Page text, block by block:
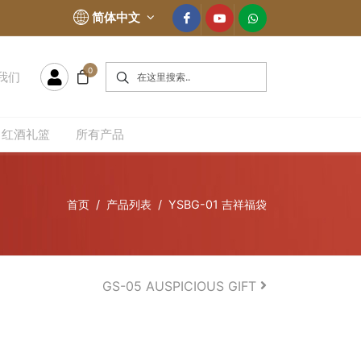
简体中文
们 0
红酒礼篮 所有产品
首页 产品列表 YSBG-01 吉祥福袋
GS-05 AUSPICIOUS GIFT